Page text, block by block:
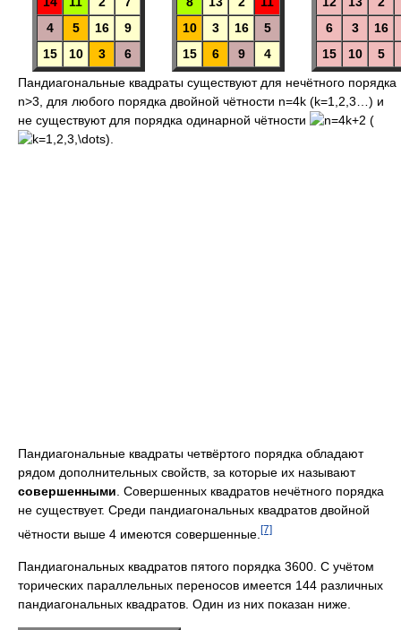
4
5 16
9
15
10 3 6
10
3 16
5
15
6 9 4
6
3
16
15
10
5
Пандиагональные квадраты существуют для нечётного порядка
n>3, для любого порядка двойной чётности n=4k (k=1,2,3…) и
не существуют для порядка одинарной чётности
(
).
Пандиагональные квадраты четвёртого порядка обладают
рядом дополнительных свойств, за которые их называют
совершенными. Совершенных квадратов нечётного порядка
не существует. Среди пандиагональных квадратов двойной
чётности выше 4 имеются совершенные. [7]
Пандиагональных квадратов пятого порядка 3600. С учётом
торических параллельных переносов имеется 144 различных
пандиагональных квадратов. Один из них показан ниже.